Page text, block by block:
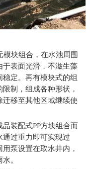
块组合，在水池周围
表面光滑，不滋生藻
定。再有模块式的组
制，组成各种形状，
迁移至其他区域继续使
装配式PP方块组合而
通过重力即可实现过
泵设置在取水井内，
。